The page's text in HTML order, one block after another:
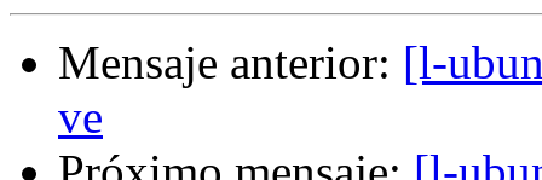
Mensaje anterior: [l-
ve